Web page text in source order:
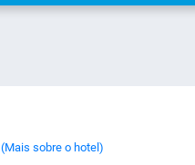
(Mais sobre o hotel)